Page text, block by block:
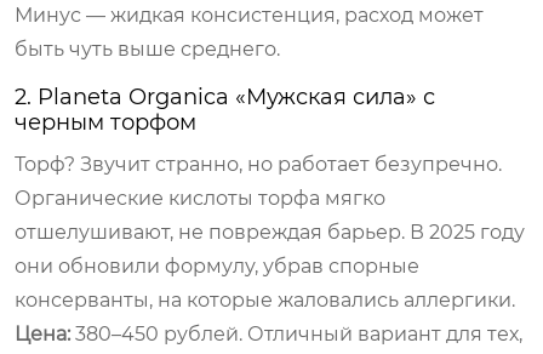
Минус — жидкая консистенция, расход может
быть чуть выше среднего.
2. Planeta Organica «Мужская сила» с
черным торфом
Торф? Звучит странно, но работает безупречно.
Органические кислоты торфа мягко
отшелушивают, не повреждая барьер. В 2025 году
они обновили формулу, убрав спорные
консерванты, на которые жаловались аллергики.
Цена: 380–450 рублей. Отличный вариант для тех,